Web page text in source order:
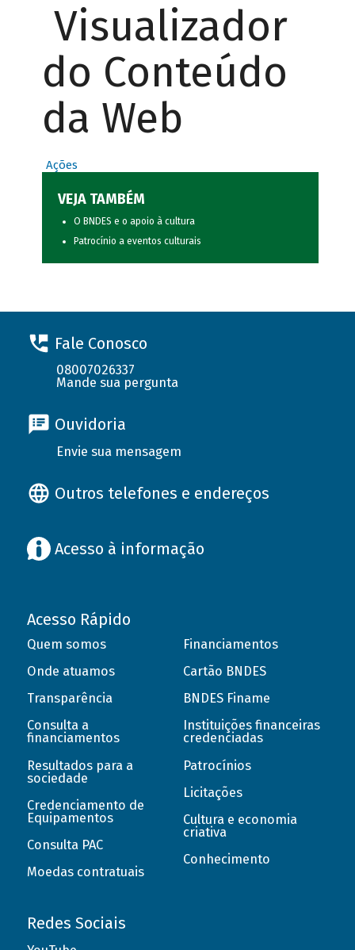
Visualizador
do Conteúdo
da Web
Ações
VEJA TAMBÉM
O BNDES e o apoio à cultura
Patrocínio a eventos culturais
Fale Conosco
08007026337
Mande sua pergunta
Ouvidoria
Envie sua mensagem
Outros telefones e endereços
Acesso à informação
Acesso Rápido
Quem somos
Onde atuamos
Transparência
Consulta a
financiamentos
Resultados para a
sociedade
Credenciamento de
Equipamentos
Consulta PAC
Moedas contratuais
Financiamentos
Cartão BNDES
BNDES Finame
Instituições financeiras
credenciadas
Patrocínios
Licitações
Cultura e economia
criativa
Conhecimento
Redes Sociais